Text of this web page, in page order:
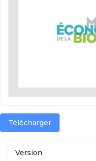
Télécharger
Version